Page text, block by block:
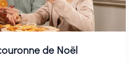
de Noël